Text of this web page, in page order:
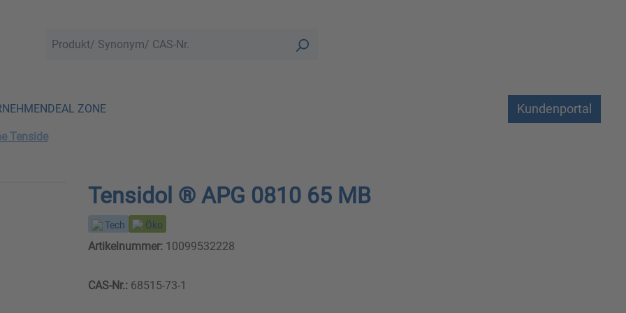
DEAL ZONE Kundenportal
Tenside
Tensidol ® APG 0810 65 MB
Tech Öko
Artikelnummer:10099532228
CAS-Nr.:68515-73-1